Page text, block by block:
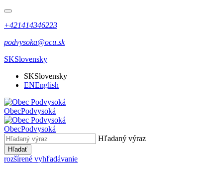
+421414346223
podvysoka@ocu.sk
SKSlovensky
SKSlovensky
ENEnglish
ObecPodvysoká
ObecPodvysoká
Hľadaný výraz
Hľadať
rozšírené vyhľadávanie